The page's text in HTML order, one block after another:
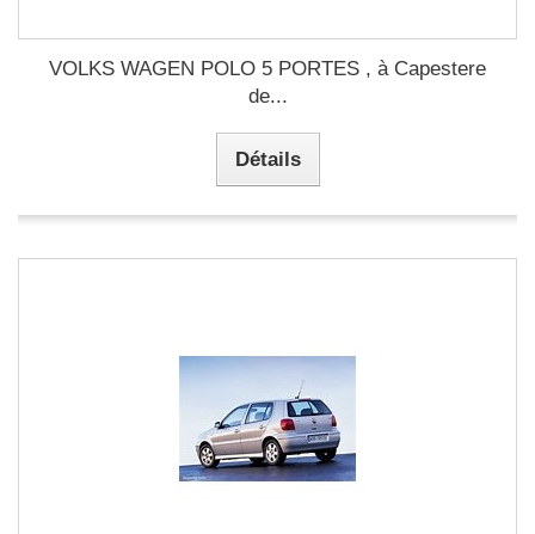
VOLKS WAGEN POLO 5 PORTES , à Capestere
de...
Détails